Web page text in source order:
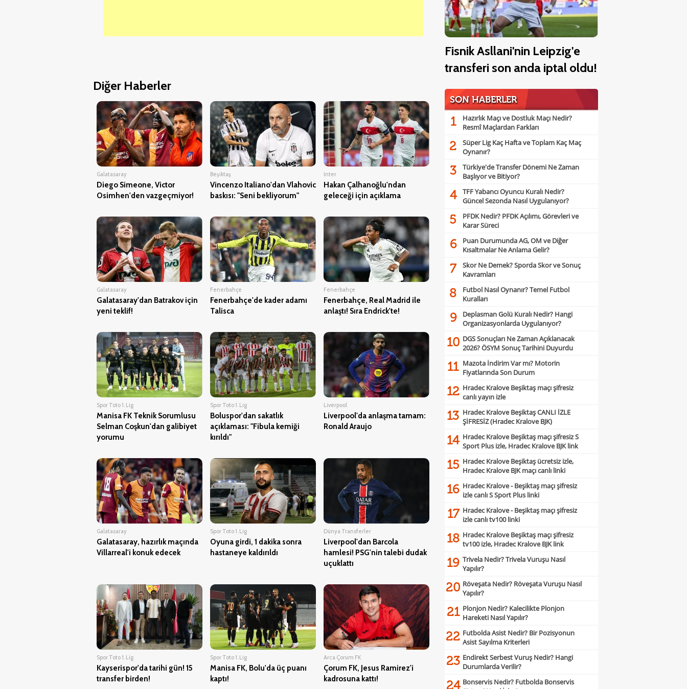
Diğer Haberler
Galatasaray
Diego Simeone, Victor
Osimhen'den vazgeçmiyor!
Beşiktaş
Vincenzo Italiano'dan Vlahovic
baskısı: "Seni bekliyorum"
Inter
Hakan Çalhanoğlu'ndan
geleceği için açıklama
Galatasaray
Galatasaray'dan Batrakov için
yeni teklif!
Fenerbahçe
Fenerbahçe'de kader adamı
Talisca
Fenerbahçe
Fenerbahçe, Real Madrid ile
anlaştı! Sıra Endrick'te!
Spor Toto 1. Lig
Manisa FK Teknik Sorumlusu
Selman Coşkun'dan galibiyet
yorumu
Spor Toto 1. Lig
Boluspor'dan sakatlık
açıklaması: "Fibula kemiği
kırıldı"
Liverpool
Liverpool'da anlaşma tamam:
Ronald Araujo
Galatasaray
Galatasaray, hazırlık maçında
Villarreal'i konuk edecek
Spor Toto 1. Lig
Oyuna girdi, 1 dakika sonra
hastaneye kaldırıldı
Dünya Transferler
Liverpool'dan Barcola
hamlesi! PSG'nin talebi dudak
uçuklattı
Spor Toto 1. Lig
Kayserispor'da tarihi gün! 15
transfer birden!
Spor Toto 1. Lig
Manisa FK, Bolu'da üç puanı
kaptı!
Arca Çorum FK
Çorum FK, Jesus Ramirez'i
kadrosuna kattı!
Fisnik Asllani'nin Leipzig'e
transferi son anda iptal oldu!
SON HABERLER
1
Hazırlık Maçı ve Dostluk Maçı Nedir?
Resmî Maçlardan Farkları
2
Süper Lig Kaç Hafta ve Toplam Kaç Maç
Oynanır?
3
Türkiye'de Transfer Dönemi Ne Zaman
Başlıyor ve Bitiyor?
4
TFF Yabancı Oyuncu Kuralı Nedir?
Güncel Sezonda Nasıl Uygulanıyor?
5
PFDK Nedir? PFDK Açılımı, Görevleri ve
Karar Süreci
6
Puan Durumunda AG, OM ve Diğer
Kısaltmalar Ne Anlama Gelir?
7
Skor Ne Demek? Sporda Skor ve Sonuç
Kavramları
8
Futbol Nasıl Oynanır? Temel Futbol
Kuralları
9
Deplasman Golü Kuralı Nedir? Hangi
Organizasyonlarda Uygulanıyor?
10 DGS Sonuçları Ne Zaman Açıklanacak
2026? ÖSYM Sonuç Tarihini Duyurdu
11 Mazota İndirim Var mı? Motorin
Fiyatlarında Son Durum
12 Hradec Kralove Beşiktaş maçı şifresiz
canlı yayın izle
13 Hradec Kralove Beşiktaş CANLI İZLE
ŞİFRESİZ (Hradec Kralove BJK)
14 Hradec Kralove Beşiktaş maçı şifresiz S
Sport Plus izle, Hradec Kralove BJK link
15 Hradec Kralove Beşiktaş ücretsiz izle,
Hradec Kralove BJK maçı canlı linki
16 Hradec Kralove - Beşiktaş maçı şifresiz
izle canlı S Sport Plus linki
17 Hradec Kralove - Beşiktaş maçı şifresiz
izle canlı tv100 linki
18 Hradec Kralove Beşiktaş maçı şifresiz
tv100 izle, Hradec Kralove BJK link
19 Trivela Nedir? Trivela Vuruşu Nasıl
Yapılır?
20 Röveşata Nedir? Röveşata Vuruşu Nasıl
Yapılır?
21 Plonjon Nedir? Kalecilikte Plonjon
Hareketi Nasıl Yapılır?
22 Futbolda Asist Nedir? Bir Pozisyonun
Asist Sayılma Kriterleri
23 Endirekt Serbest Vuruş Nedir? Hangi
Durumlarda Verilir?
24 Bonservis Nedir? Futbolda Bonservis